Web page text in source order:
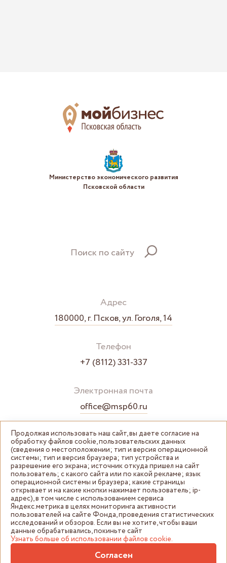
Министерство экономического развития
Псковской области
Поиск по сайту
Адрес
180000, г. Псков, ул. Гоголя, 14
Телефон
+7 (8112) 331-337
Электронная почта
office@msp60.ru
© Центр "Мой бизнес" Псковская область 2026
Разработка сайта —
Политика конфиденциальности
Продолжая использовать наш сайт, вы даете согласие на
обработку файлов cookie, пользовательских данных
(сведения о местоположении; тип и версия операционной
системы; тип и версия браузера; тип устройства и
разрешение его экрана; источник откуда пришел на сайт
пользователь; с какого сайта или по какой рекламе; язык
операционной системы и браузера; какие страницы
открывает и на какие кнопки нажимает пользователь; ip-
адрес), в том числе с использованием сервиса
Яндекс.метрика в целях мониторинга активности
пользователей на сайте Фонда, проведения статистических
исследований и обзоров. Если вы не хотите, чтобы ваши
данные обрабатывались, покиньте сайт
Узнать больше об использовании файлов cookie.
Согласен